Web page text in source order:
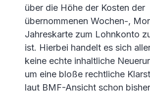
über die Höhe der Kosten der
übernommenen Wochen-,
Jahreskarte zum Lohnkonto
ist. Hierbei handelt es sich
keine echte inhaltliche
um eine bloße rechtliche
laut BMF-Ansicht schon bisher